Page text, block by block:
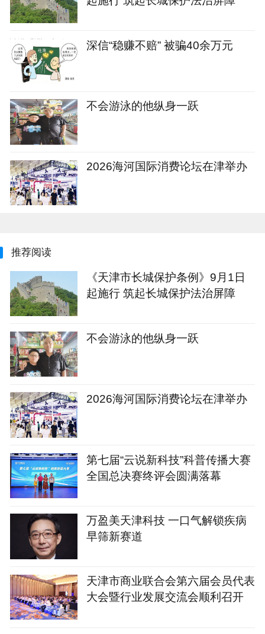
深信“稳赚不赔” 被骗40余万元
不会游泳的他纵身一跃
2026海河国际消费论坛在津举办
推荐阅读
《天津市长城保护条例》9月1日
起施行 筑起长城保护法治屏障
不会游泳的他纵身一跃
2026海河国际消费论坛在津举办
第七届“云说新科技”科普传播大赛
全国总决赛终评会圆满落幕
万盈美天津科技 一口气解锁疾病
早筛新赛道
天津市商业联合会第六届会员代表
大会暨行业发展交流会顺利召开